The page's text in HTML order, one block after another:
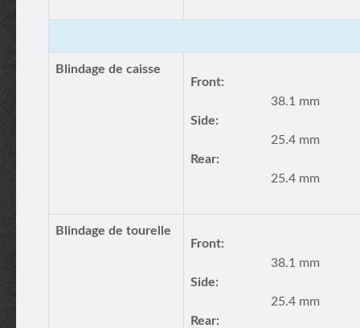
Blindage de caisse
Front:
38.1 mm
Side:
25.4 mm
Rear:
25.4 mm
Blindage de tourelle
Front:
38.1 mm
Side:
25.4 mm
Rear: